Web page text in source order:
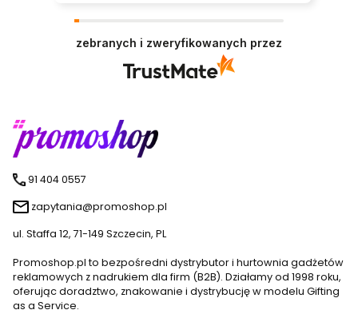
zebranych i zweryfikowanych przez
91 404 0557
zapytania@promoshop.pl
ul. Staffa 12, 71-149 Szczecin, PL
Promoshop.pl to bezpośredni dystrybutor i hurtownia gadżetów
reklamowych z nadrukiem dla firm (B2B). Działamy od 1998 roku,
oferując doradztwo, znakowanie i dystrybucję w modelu Gifting
as a Service.